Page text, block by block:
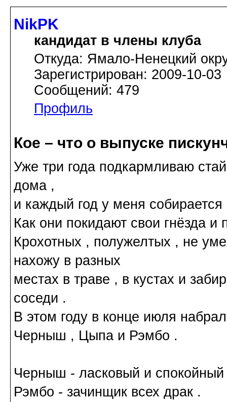
NikPK
кандидат в члены клуба
Откуда: Ямало-Ненецкий
Зарегистрирован: 2009-10-03
Сообщений: 479
Профиль
Кое – что о выпуске
Уже три года подкармливаю
дома ,
и каждый год у меня собирается
Как они покидают свои гнёзда и
Крохотных , полужелтых , не
нахожу в разных
местах в траве , в кустах и
соседи .
В этом году в конце июля
Черныш , Цыпа и Рэмбо .
Черныш - ласковый и
Рэмбо - зачинщик всех драк .